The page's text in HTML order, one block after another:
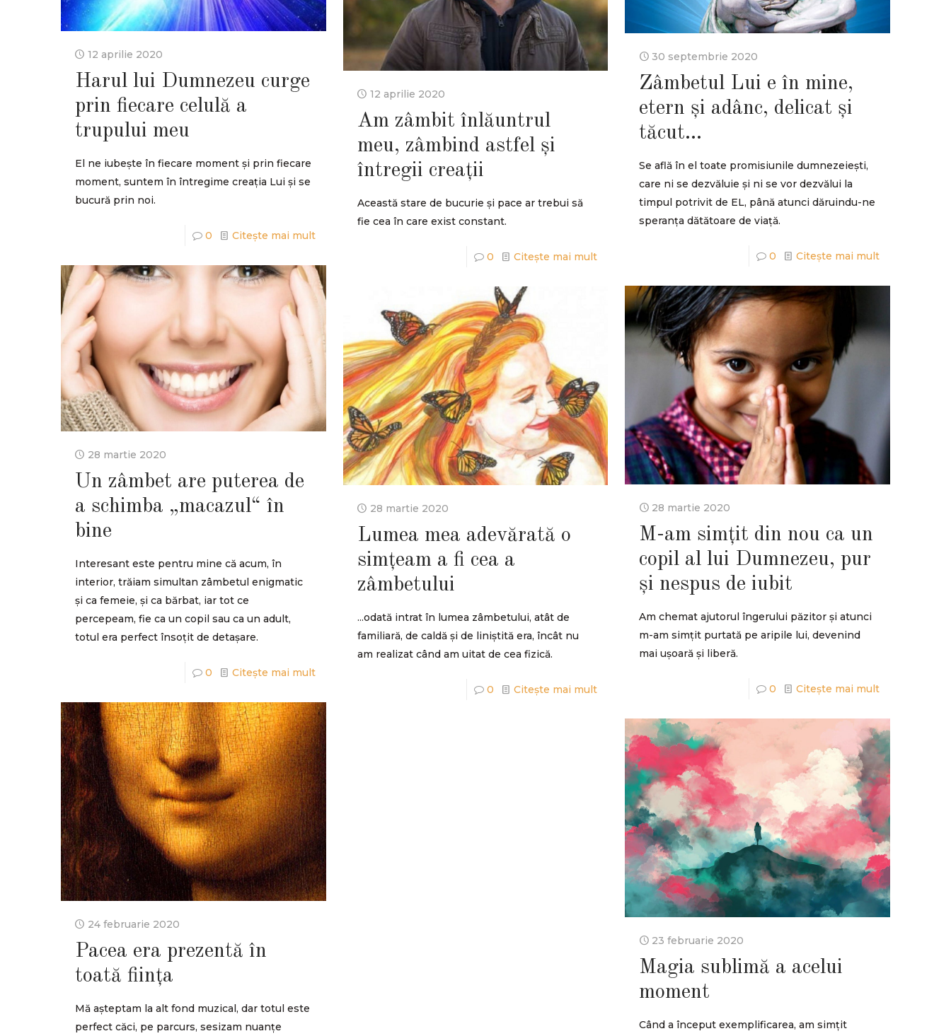
30 septembrie 2020
Zâmbetul Lui e în mine,
etern și adânc, delicat și
tăcut…
Se află în el toate promisiunile dumnezeiești,
care ni se dezvăluie și ni se vor dezvălui la
timpul potrivit de EL, până atunci dăruindu-ne
speranța dătătoare de viață.
0 Citește mai mult
12 aprilie 2020
Harul lui Dumnezeu curge
prin fiecare celulă a
trupului meu
El ne iubește în fiecare moment și prin fiecare
moment, suntem în întregime creația Lui și se
bucură prin noi.
0 Citește mai mult
12 aprilie 2020
Am zâmbit înlăuntrul
meu, zâmbind astfel și
întregii creații
Această stare de bucurie și pace ar trebui să
fie cea în care exist constant.
0 Citește mai mult
28 martie 2020
Un zâmbet are puterea de
a schimba „macazul“ în
bine
Interesant este pentru mine că acum, în
interior, trăiam simultan zâmbetul enigmatic
și ca femeie, și ca bărbat, iar tot ce
percepeam, fie ca un copil sau ca un adult,
totul era perfect însoțit de detașare.
0 Citește mai mult
28 martie 2020
M-am simțit din nou ca un
copil al lui Dumnezeu, pur
și nespus de iubit
Am chemat ajutorul îngerului păzitor și atunci
m-am simțit purtată pe aripile lui, devenind
mai ușoară și liberă.
0 Citește mai mult
28 martie 2020
Lumea mea adevărată o
simțeam a fi cea a
zâmbetului
...odată intrat în lumea zâmbetului, atât de
familiară, de caldă și de liniștită era, încât nu
am realizat când am uitat de cea fizică.
0 Citește mai mult
24 februarie 2020
Pacea era prezentă în
toată ființa
Mă așteptam la alt fond muzical, dar totul este
perfect căci, pe parcurs, sesizam nuanțe
23 februarie 2020
Magia sublimă a acelui
moment
Când a început exemplificarea, am simțit